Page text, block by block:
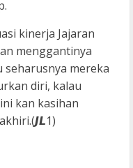
kinerja Jajaran
menggantinya
seharusnya mereka
diri, kalau
kan kasihan